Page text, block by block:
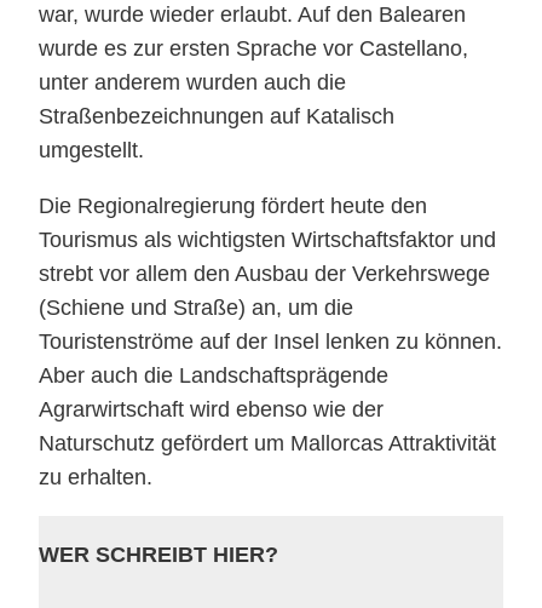
war, wurde wieder erlaubt. Auf den Balearen
wurde es zur ersten Sprache vor Castellano,
unter anderem wurden auch die
Straßenbezeichnungen auf Katalisch
umgestellt.
Die Regionalregierung fördert heute den
Tourismus als wichtigsten Wirtschaftsfaktor und
strebt vor allem den Ausbau der Verkehrswege
(Schiene und Straße) an, um die
Touristenströme auf der Insel lenken zu können.
Aber auch die Landschaftsprägende
Agrarwirtschaft wird ebenso wie der
Naturschutz gefördert um Mallorcas Attraktivität
zu erhalten.
WER SCHREIBT HIER?